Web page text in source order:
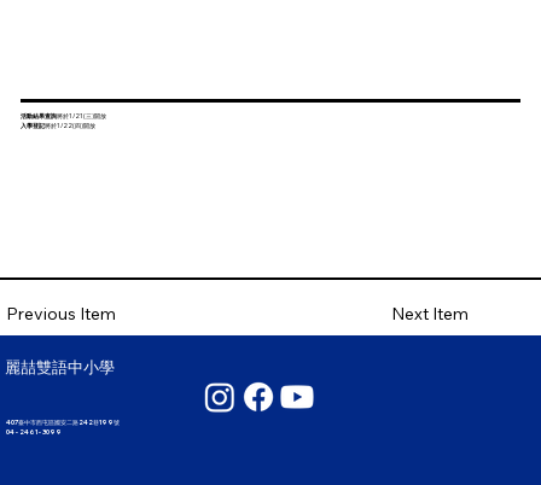
活動結果查詢將於1/21(三)開放
入學登記將於1/22(四)開放
Previous Item Next Item
麗喆雙語中小學
407臺中市西屯區國安二路242巷199號
04 - 2461 - 3099